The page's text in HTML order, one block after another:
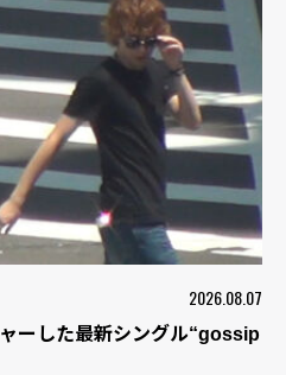
2026.08.07
ーした最新シングル“gossip